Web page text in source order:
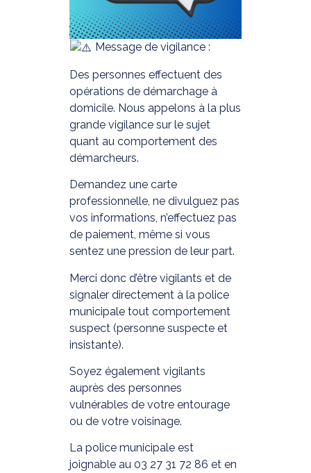
Message de vigilance :
Des personnes effectuent des
opérations de démarchage à
domicile. Nous appelons à la plus
grande vigilance sur le sujet
quant au comportement des
démarcheurs.
Demandez une carte
professionnelle, ne divulguez pas
vos informations, n’effectuez pas
de paiement, même si vous
sentez une pression de leur part.
Merci donc d’être vigilants et de
signaler directement à la police
municipale tout comportement
suspect (personne suspecte et
insistante).
Soyez également vigilants
auprès des personnes
vulnérables de votre entourage
ou de votre voisinage.
La police municipale est
joignable au 03 27 31 72 86​ et en